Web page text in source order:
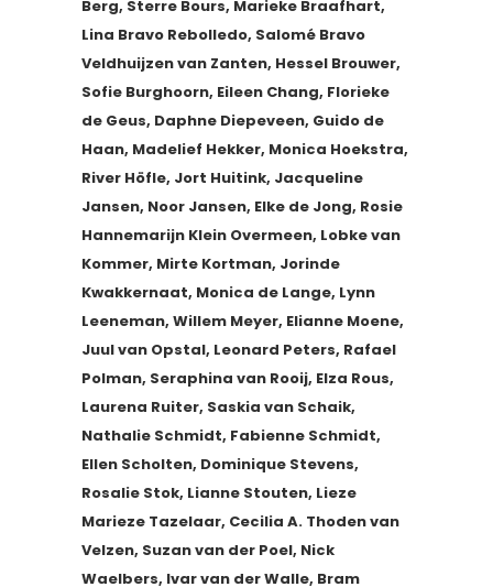
Berg, Sterre Bours, Marieke Braafhart,
Lina Bravo Rebolledo, Salomé Bravo
Veldhuijzen van Zanten, Hessel Brouwer,
Sofie Burghoorn, Eileen Chang, Florieke
de Geus, Daphne Diepeveen, Guido de
Haan, Madelief Hekker, Monica Hoekstra,
River Höfle, Jort Huitink, Jacqueline
Jansen, Noor Jansen, Elke de Jong, Rosie
Hannemarijn Klein Overmeen, Lobke van
Kommer, Mirte Kortman, Jorinde
Kwakkernaat, Monica de Lange, Lynn
Leeneman, Willem Meyer, Elianne Moene,
Juul van Opstal, Leonard Peters, Rafael
Polman, Seraphina van Rooij, Elza Rous,
Laurena Ruiter, Saskia van Schaik,
Nathalie Schmidt, Fabienne Schmidt,
Ellen Scholten, Dominique Stevens,
Rosalie Stok, Lianne Stouten, Lieze
Marieze Tazelaar, Cecilia A. Thoden van
Velzen, Suzan van der Poel, Nick
Waelbers, Ivar van der Walle, Bram